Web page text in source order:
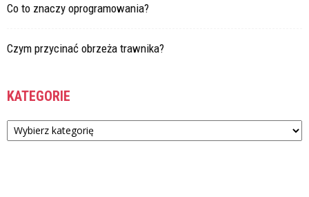
Co to znaczy oprogramowania?
Czym przycinać obrzeża trawnika?
KATEGORIE
Kategorie